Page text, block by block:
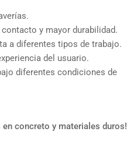
y mayor durabilidad.
a diferentes tipos de trabajo.
del usuario.
diferentes condiciones de
concreto y materiales duros!